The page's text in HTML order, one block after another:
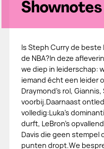
Shownotes
Is Steph Curry de beste
de NBA?In deze
we diep in leiderschap:
iemand écht een leider
Draymond’s rol,
voorbij.Daarnaast
volledig:Luka’s
durft, LeBron’s
Davis die geen stempel
punten dropt.We